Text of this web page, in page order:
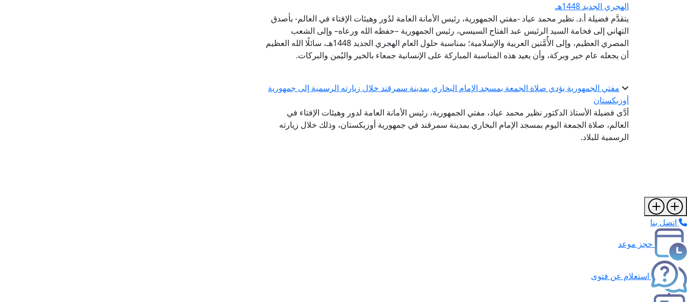
الهجري الجديد 1448هـ
يتقدَّم فضيلة أ.د. نظير محمد عياد -مفتي الجمهورية، رئيس الأمانة العامة لدُور وهيئات الإفتاء في العالم- بأصدق
التهاني إلى فخامة السيد الرئيس عبد الفتاح السيسي، رئيس الجمهورية –حفظه الله ورعاه– وإلى الشعب
المصري العظيم، وإلى الأُمَّتين العربية والإسلامية؛ بمناسبة حلول العام الهجري الجديد 1448هـ، سائلًا الله العظيم
أن يجعله عام خير وبركة، وأن يعيد هذه المناسبة المباركة على الإنسانية جمعاء بالخير واليُمن والبركات.
مفتي الجمهورية يؤدي صلاة الجمعة بمسجد الإمام البخاري بمدينة سمرقند خلال زيارته الرسمية إلى جمهورية
أوزبكستان
أدَّى فضيلة الأستاذ الدكتور نظير محمد عياد، مفتي الجمهورية، رئيس الأمانة العامة لدور وهيئات الإفتاء في
العالم، صلاة الجمعة اليوم بمسجد الإمام البخاري بمدينة سمرقند في جمهورية أوزبكستان، وذلك خلال زيارته
الرسمية للبلاد.
اتصل بنا
حجز موعد
استعلام عن فتوى